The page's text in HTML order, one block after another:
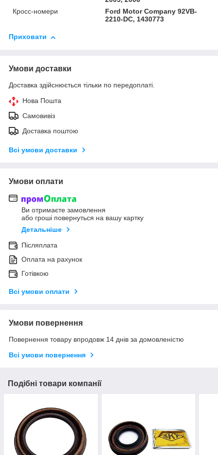
Кросс-номери
Ford Motor Company 92VB-
2210-DC, 1430773
Приховати
Умови доставки
Доставка здійснюється тільки по передоплаті.
Нова Пошта
Самовивіз
Доставка поштою
Всі умови доставки
Умови оплати
Ви отримаєте замовлення
або гроші повернуться на вашу картку
Детальніше
Післяплата
Оплата на рахунок
Готівкою
Всі умови оплати
Умови повернення
Повернення товару впродовж 14 днів за домовленістю
Всі умови повернення
Подібні товари компанії